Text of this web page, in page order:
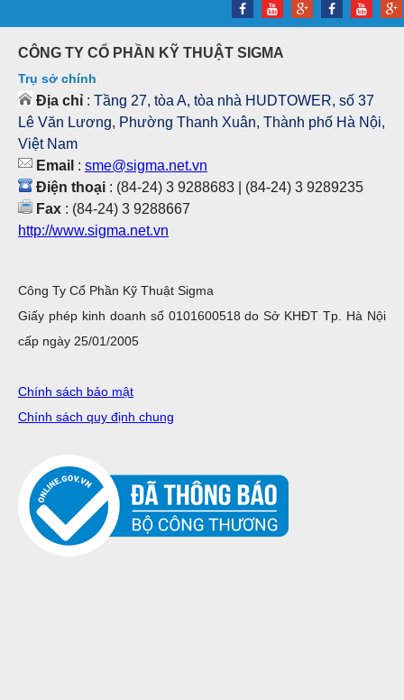
CÔNG TY CỔ PHẦN KỸ THUẬT SIGMA
Trụ sở chính
Địa chỉ : Tầng 27, tòa A, tòa nhà HUDTOWER, số 37
Lê Văn Lương, Phường Thanh Xuân, Thành phố Hà Nội,
Việt Nam
Email : sme@sigma.net.vn
Điện thoại : (84-24) 3 9288683 | (84-24) 3 9289235
Fax : (84-24) 3 9288667
http://www.sigma.net.vn
Công Ty Cổ Phần Kỹ Thuật Sigma
Giấy phép kinh doanh số 0101600518 do Sở KHĐT Tp. Hà Nội
cấp ngày 25/01/2005
Chính sách bảo mật
Chính sách quy định chung